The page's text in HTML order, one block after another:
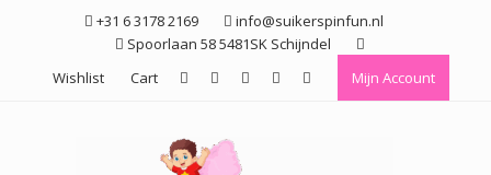
+31 6 3178 2169
info@suikerspinfun.nl
Spoorlaan 58 5481SK Schijndel
Wishlist
Cart Mijn Account